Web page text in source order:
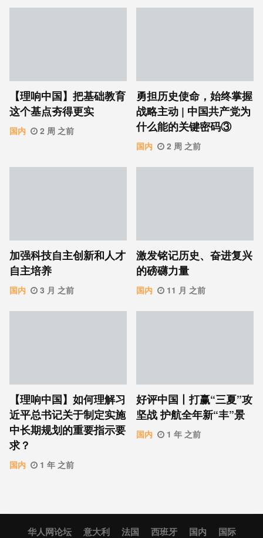
【理响中国】把基础教育
这个基点夯得更实
国内 2 周 之前
勇担历史使命，始终掌握
战略主动 | 中国共产党为
什么能的关键密码③
国内 2 周 之前
加强科技自主创新和人才
自主培养
国内 3 月 之前
激发铭记历史、奋进复兴
的磅礴力量
国内 11 月 之前
【理响中国】如何理解习
近平总书记关于制定实施
中长期规划的重要指示要
求？
国内 1 年 之前
好评中国丨打赢“三夏”攻
坚战 护航全年新“丰”景
国内 1 年 之前
华人网论坛 意大利 法国 西班牙 国内 国际